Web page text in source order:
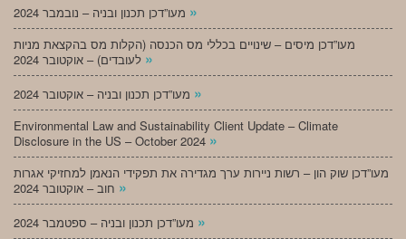
»
מעו”דכן מיסים – שינויים בכללי מס הכנסה (הקלות מס בהקצאת מניות
»
»
Environmental Law and Sustainability Client Update – Climate
Disclosure in the US – October 2024 »
מעו”דכן שוק הון – רשות ניירות ערך מגדירה את תפקידי הנאמן למחזיקי אגרות
»
»